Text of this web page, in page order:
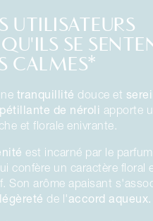
UTILISATEURS
SE
CALMES*
tranquillité douce et
pétillante de néroli apporte
et florale enivrante.
est incarné par le
confère un caractère floral
Son arôme apaisant
légèreté de l'accord aqueux.